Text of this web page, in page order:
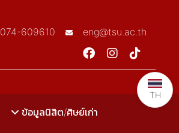
074-609610 eng@tsu.ac.th
ข้อมูลนิสิต/ศิษย์เก่า
TH